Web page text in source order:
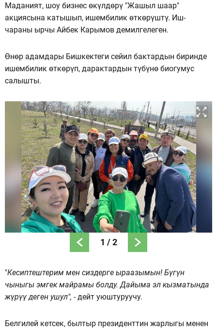
Маданият, шоу бизнес өкүлдөрү "Жашыл шаар"
акциясына катышып, ишембилик өткөрүштү. Иш-
чараны ырчы Айбек Карымов демилгелеген.
Өнөр адамдары Бишкектеги сейил бактардын биринде
ишембилик өткөрүп, дарактардын түбүнө биогумус
салышты.
1 /2
"Кесиптештерим мен сиздерге ыраазымын! Бүгүн
чыныгы эмгек майрамы болду. Дайыма эл кызматында
жүрүү деген ушул", - дейт уюштуруучу.
Белгилей кетсек, былтыр президенттин жарлыгы менен